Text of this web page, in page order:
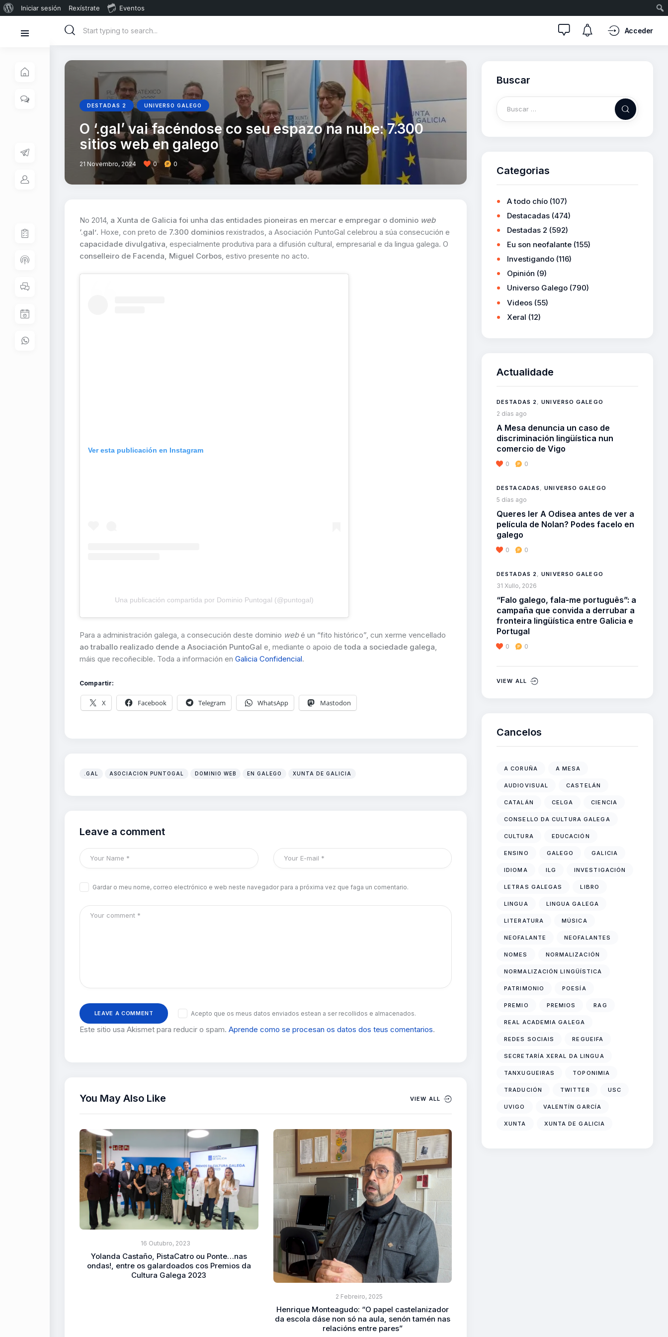
Iniciar sesión Rexístrate Eventos
Acceder
DESTADAS 2 UNIVERSO GALEGO
O ‘.gal’ vai facéndose co seu espazo na nube: 7.300
sitios web en galego
21 Novembro, 2024 0 0
No 2014, a Xunta de Galicia foi unha das entidades pioneiras en mercar e empregar o dominio web
‘.gal’. Hoxe, con preto de 7.300 dominios rexistrados, a Asociación PuntoGal celebrou a súa consecución e
capacidade divulgativa, especialmente produtiva para a difusión cultural, empresarial e da lingua galega. O
conselleiro de Facenda, Miguel Corbos, estivo presente no acto.
Ver esta publicación en Instagram
Una publicación compartida por Dominio Puntogal (@puntogal)
Para a administración galega, a consecución deste dominio webé un “fito histórico”, cun xerme vencellado
ao traballo realizado dende a Asociación PuntoGal e, mediante o apoio de toda a sociedade galega,
máis que recoñecible. Toda a información en Galicia Confidencial.
Compartir:
X Facebook Telegram WhatsApp Mastodon
.GAL ASOCIACION PUNTOGAL DOMINIO WEB EN GALEGO XUNTA DE GALICIA
Leave a comment
Gardar o meu nome, correo electrónico e web neste navegador para a próxima vez que faga un comentario.
Acepto que os meus datos enviados estean a ser recollidos e almacenados.
Este sitio usa Akismet para reducir o spam. Aprende como se procesan os datos dos teus comentarios.
You May Also Like VIEW ALL
16 Outubro, 2023
Yolanda Castaño, PistaCatro ou Ponte…nas
ondas!, entre os galardoados cos Premios da
Cultura Galega 2023
2 Febreiro, 2025
Henrique Monteagudo: “O papel castelanizador
da escola dáse non só na aula, senón tamén nas
relacións entre pares”
Buscar
Categorias
A todo chío (107)
Destacadas (474)
Destadas 2 (592)
Eu son neofalante (155)
Investigando (116)
Opinión (9)
Universo Galego (790)
Videos (55)
Xeral (12)
Actualidade
DESTADAS 2 ,UNIVERSO GALEGO
2 días ago
A Mesa denuncia un caso de
discriminación lingüística nun
comercio de Vigo
0 0
DESTACADAS ,UNIVERSO GALEGO
5 días ago
Queres ler A Odisea antes de ver a
película de Nolan? Podes facelo en
galego
0 0
DESTADAS 2 ,UNIVERSO GALEGO
31 Xullo, 2026
“Falo galego, fala-me português”: a
campaña que convida a derrubar a
fronteira lingüística entre Galicia e
Portugal
0 0
VIEW ALL
Cancelos
A CORUÑA A MESA
AUDIOVISUAL CASTELÁN
CATALÁN CELGA CIENCIA
CONSELLO DA CULTURA GALEGA
CULTURA EDUCACIÓN
ENSINO GALEGO GALICIA
IDIOMA ILG INVESTIGACIÓN
LETRAS GALEGAS LIBRO
LINGUA LINGUA GALEGA
LITERATURA MÚSICA
NEOFALANTE NEOFALANTES
NOMES NORMALIZACIÓN
NORMALIZACIÓN LINGÜÍSTICA
PATRIMONIO POESÍA
PREMIO PREMIOS RAG
REAL ACADEMIA GALEGA
REDES SOCIAIS REGUEIFA
SECRETARÍA XERAL DA LINGUA
TANXUGUEIRAS TOPONIMIA
TRADUCIÓN TWITTER USC
UVIGO VALENTÍN GARCÍA
XUNTA XUNTA DE GALICIA